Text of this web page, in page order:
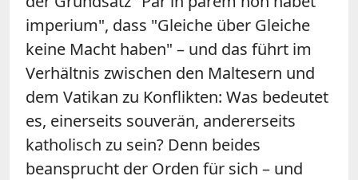
imperium", dass "Gleiche über Gleiche
keine Macht haben" – und das führt im
Verhältnis zwischen den Maltesern und
dem Vatikan zu Konflikten: Was bedeutet
es, einerseits souverän, andererseits
katholisch zu sein? Denn beides
beansprucht der Orden für sich – und